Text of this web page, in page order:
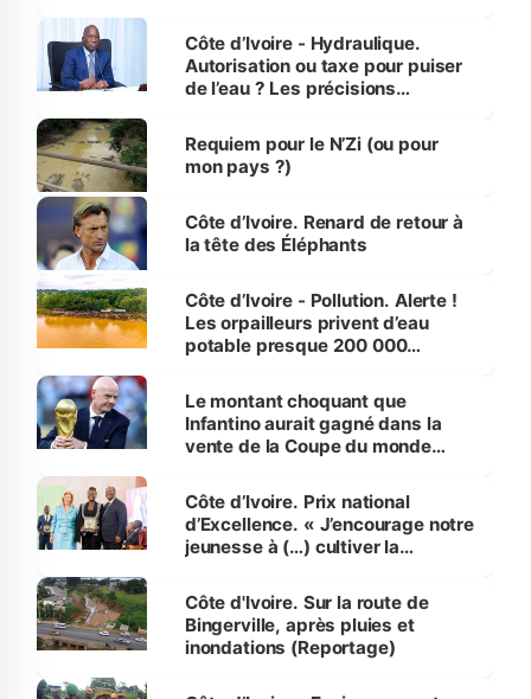
Côte d’Ivoire - Hydraulique.
Autorisation ou taxe pour puiser
de l’eau ? Les précisions
Requiem pour le N’Zi (ou pour
mon pays ?)
Côte d’Ivoire. Renard de retour à
la tête des Éléphants
Côte d’Ivoire - Pollution. Alerte !
Les orpailleurs privent d’eau
potable presque 200 000
Le montant choquant que
Infantino aurait gagné dans la
vente de la Coupe du monde
Côte d’Ivoire. Prix national
d’Excellence. « J’encourage notre
jeunesse à (…) cultiver la
(Alassane Ouattara
Côte d'Ivoire. Sur la route de
Bingerville, après pluies et
inondations (Reportage)